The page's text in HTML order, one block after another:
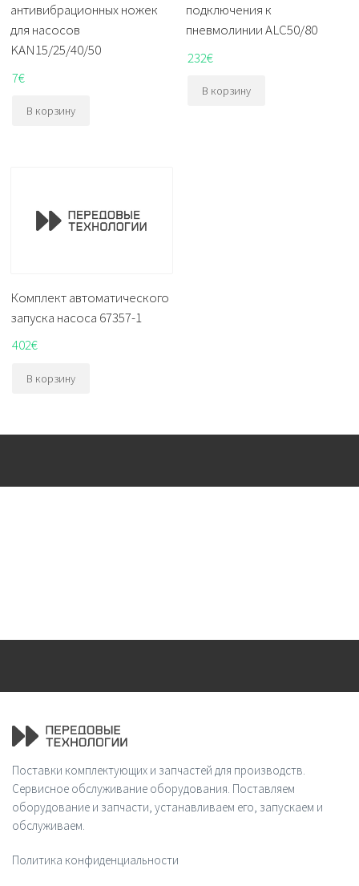
антивибрационных ножек
для насосов
KAN15/25/40/50
7€
В корзину
подключения к
пневмолинии ALC50/80
232€
В корзину
Комплект автоматического
запуска насоса 67357-1
402€
В корзину
Поставки комплектующих и запчастей для производств.
Сервисное обслуживание оборудования. Поставляем
оборудование и запчасти, устанавливаем его, запускаем и
обслуживаем.
Политика конфиденциальности